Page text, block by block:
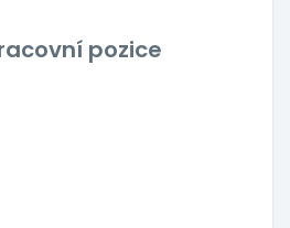
pozice